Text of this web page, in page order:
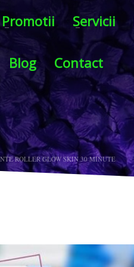
Promotii Servicii
Blog Contact
ROLLER GLOW SKIN 30 MINUTE